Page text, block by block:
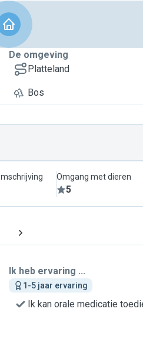
De omgeving
Platteland
Bos
Omgang met dieren
5
Ik heb ervaring ...
1-5 jaar ervaring
Ik kan orale medicatie